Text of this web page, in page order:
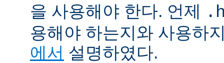
을 사용해야 한다. 언제
용해야 하는지와 사용하
에서 설명하였다.